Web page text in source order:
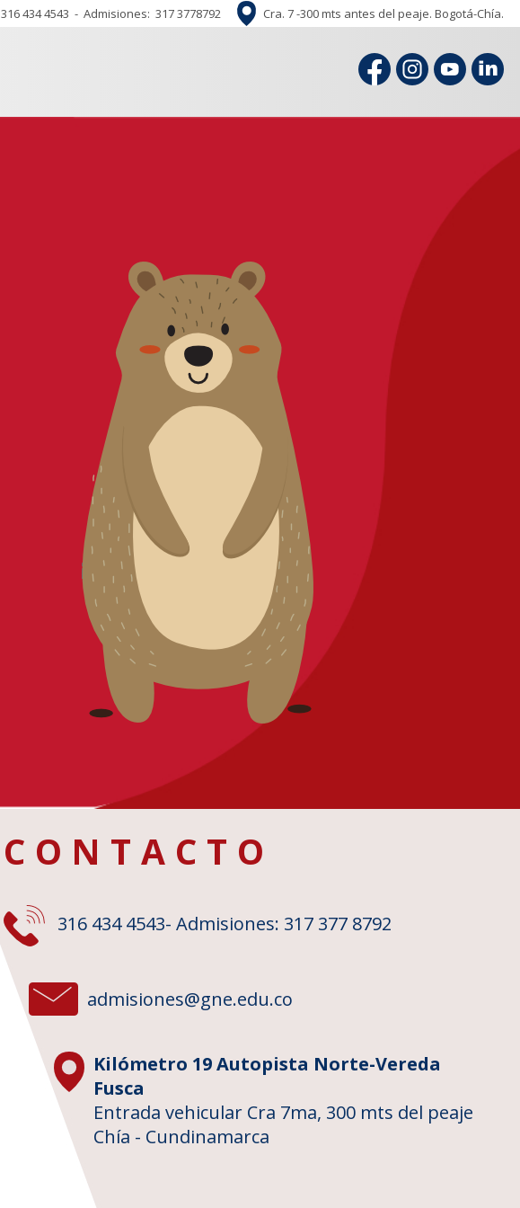
316 434 4543 - Admisiones: 317 3778792 Cra. 7 -300 mts antes del peaje. Bogotá-Chía.
CONTACTO
316 434 4543- Admisiones: 317 377 8792
admisiones@gne.edu.co
Kilómetro 19 Autopista Norte-Vereda
Fusca
Entrada vehicular Cra 7ma, 300 mts del peaje
Chía - Cundinamarca